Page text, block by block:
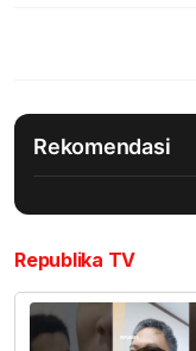
Rekomendasi
Republika TV